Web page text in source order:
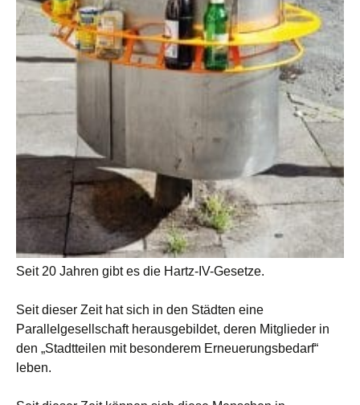
Seit 20 Jahren gibt es die Hartz-IV-Gesetze.
Seit dieser Zeit hat sich in den Städten eine
Parallelgesellschaft herausgebildet, deren Mitglieder in
den „Stadtteilen mit besonderem Erneuerungsbedarf“
leben.